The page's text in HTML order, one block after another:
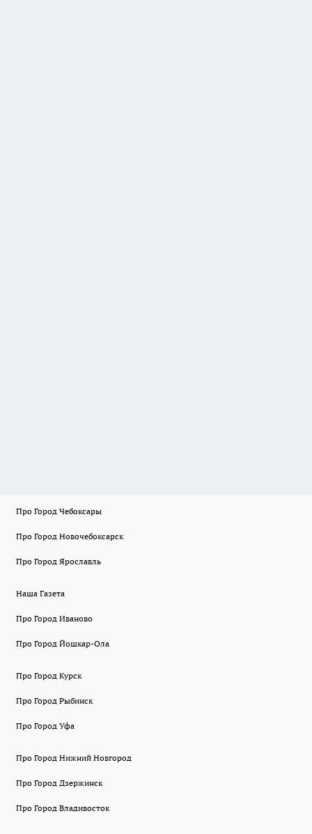
Про Город Чебоксары
Про Город Новочебоксарск
Про Город Ярославль
Наша Газета
Про Город Иваново
Про Город Йошкар-Ола
Про Город Курск
Про Город Рыбинск
Про Город Уфа
Про Город Нижний Новгород
Про Город Дзержинск
Про Город Владивосток